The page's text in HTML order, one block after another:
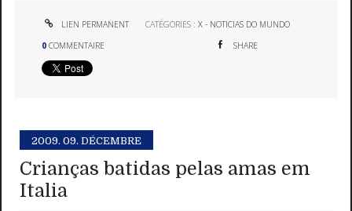
LIEN PERMANENT CATÉGORIES :X - NOTICIAS DO MUNDO
0 COMMENTAIRE SHARE
2009. 09. DÉCEMBRE
Crianças batidas pelas amas em
Italia